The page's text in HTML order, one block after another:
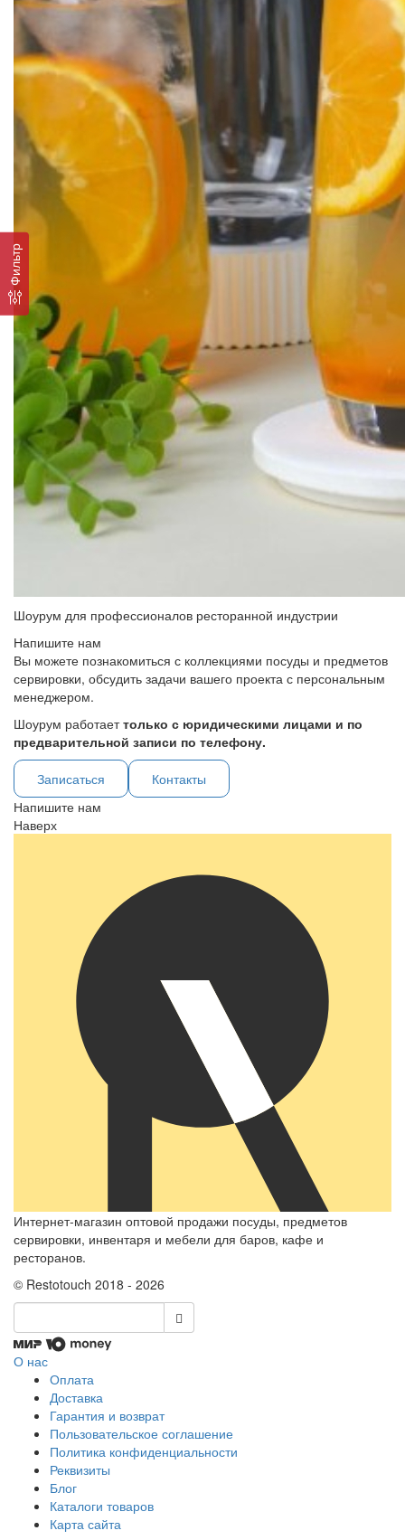
Фильтр
Шоурум для профессионалов ресторанной индустрии
Напишите нам
Вы можете познакомиться с коллекциями посуды и предметов
сервировки, обсудить задачи вашего проекта с персональным
менеджером.
Шоурум работаеттолько с юридическими лицами и по
предварительной записи по телефону.
Записаться
Контакты
Напишите нам
Наверх
Интернет-магазин оптовой продажи посуды, предметов
сервировки, инвентаря и мебели для баров, кафе и
ресторанов.
© Restotouch 2018 - 2026
О нас
Оплата
Доставка
Гарантия и возврат
Пользовательское соглашение
Политика конфиденциальности
Реквизиты
Блог
Каталоги товаров
Карта сайта